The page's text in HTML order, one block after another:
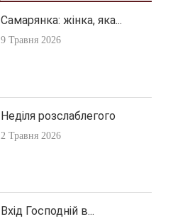
Самарянка: жінка, яка...
9 Травня 2026
Неділя розслаблегого
2 Травня 2026
Вхід Господній в...